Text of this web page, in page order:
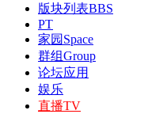
版块列表BBS
PT
家园 Space
群组Group
论坛应用
娱乐
直播TV